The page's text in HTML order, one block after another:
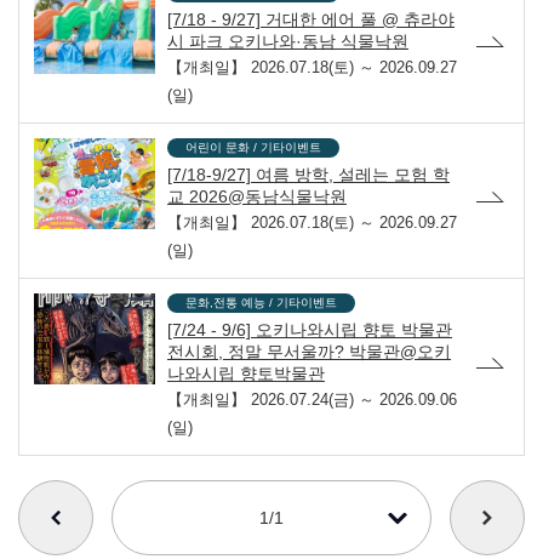
[7/18 - 9/27] 거대한 에어 풀 @ 츄라야
시 파크 오키나와·동남 식물낙원
【개최일】
2026.07.18(토) ～ 2026.09.27
(일)
어린이 문화 / 기타이벤트
[7/18-9/27] 여름 방학, 설레는 모험 학
교 2026@동남식물낙원
【개최일】
2026.07.18(토) ～ 2026.09.27
(일)
문화,전통 예능 / 기타이벤트
[7/24 - 9/6] 오키나와시립 향토 박물관
전시회, 정말 무서울까? 박물관@오키
나와시립 향토박물관
【개최일】
2026.07.24(금) ～ 2026.09.06
(일)
番号を選択すると自動的に選択された番号のページへリンクします
1/1